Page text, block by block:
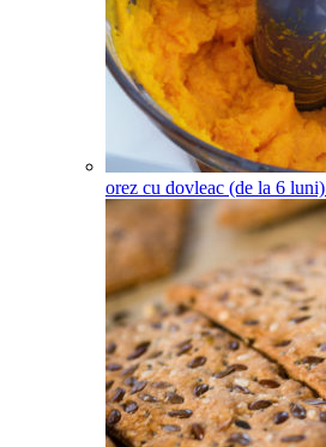
orez cu dovleac (de la 6 luni)